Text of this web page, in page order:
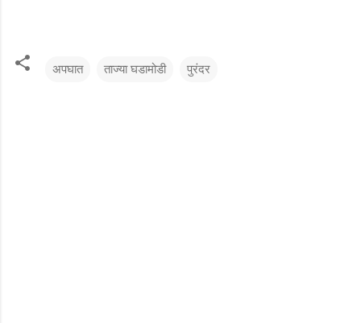
अपघात ताज्या घडामोडी पुरंदर